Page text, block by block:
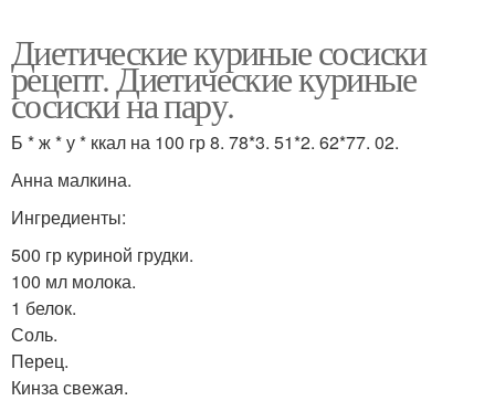
Диетические куриные сосиски
рецепт. Диетические куриные
сосиски на пару.
Б * ж * у * ккал на 100 гр 8. 78*3. 51*2. 62*77. 02.
Анна малкина.
Ингредиенты:
500 гр куриной грудки.
100 мл молока.
1 белок.
Соль.
Перец.
Кинза свежая.